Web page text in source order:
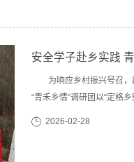
安全学子赴乡实践
为响应乡村振兴号召
“青禾乡情”调研团以“定格
研、安全守护三大方向，
2026-02-28